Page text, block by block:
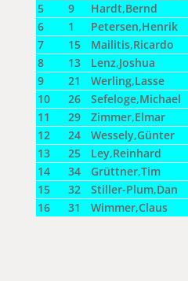
5
9 Hardt,Bernd
6
1 Petersen,Henrik
7
15 Mailitis,Ricardo
8
13 Lenz,Joshua
9
21 Werling,Lasse
10
26 Sefeloge,Michael
11
29 Zimmer,Elmar
12
24 Wessely,Günter
13
25 Ley,Reinhard
14
34 Grüttner,Tim
15
32 Stiller-Plum,Dan
16
31 Wimmer,Claus